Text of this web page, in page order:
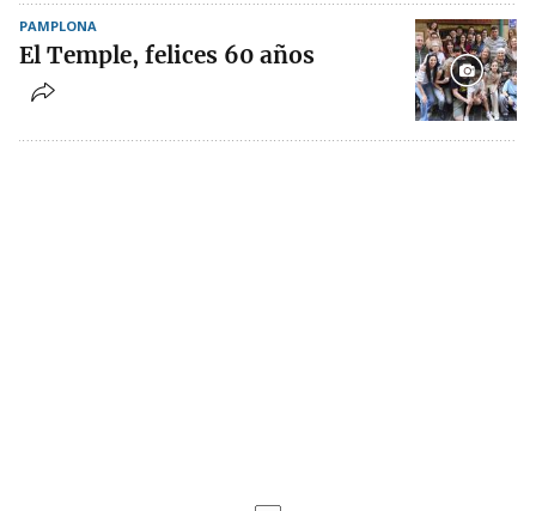
PAMPLONA
El Temple, felices 60 años